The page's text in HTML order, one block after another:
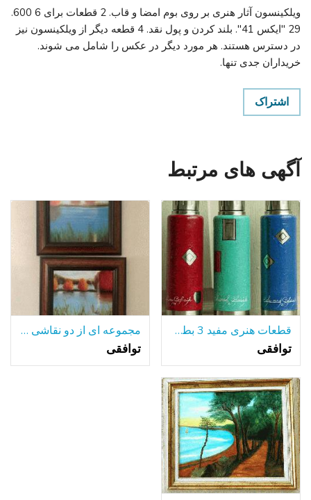
ویلکینسون آثار هنری بر روی بوم امضا و قاب. 2 قطعات برای 6 600.
29 "ایکس 41". بلند کردن و پول نقد. 4 قطعه دیگر از ویلکینسون نیز
در دسترس هستند. هر مورد دیگر در عکس را شامل می شوند.
خریداران جدی تنها.
اشتراک
آگهی های مرتبط
قطعات هنری مفید 3 بطری های آلومینیومی جلا
توافقی
مجموعه ای از دو نقاشی رنگ و روغن قاب
توافقی